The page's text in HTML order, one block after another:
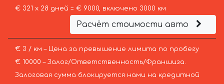
€ 321 х 28 дней = € 9000, включено 3000 км
Расчёт стоимости авто
€ 3 / км – Цена за превышение лимита по пробегу
€ 10000 – Залог/Ответственность/Франшиза.
Залоговая сумма блокируется нами на кредитной